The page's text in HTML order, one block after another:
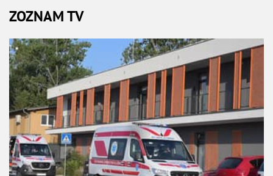
ZOZNAM TV